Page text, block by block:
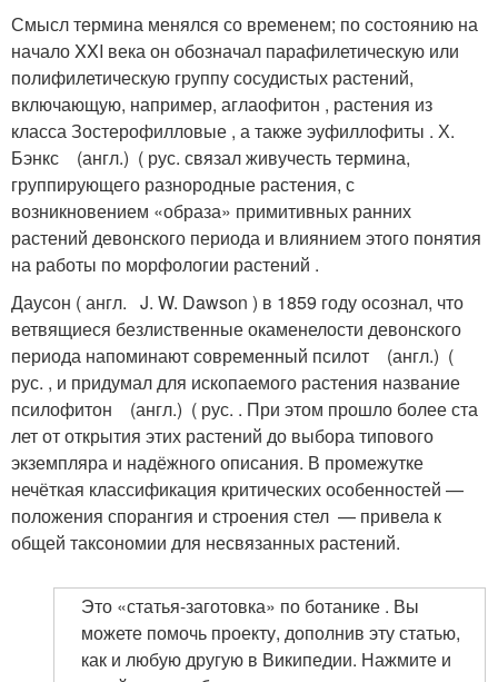
Смысл термина менялся со временем; по состоянию на
начало XXI века он обозначал парафилетическую или
полифилетическую группу сосудистых растений,
включающую, например, аглаофитон , растения из
класса Зостерофилловые , а также эуфиллофиты . Х.
Бэнкс (англ.) ( рус. связал живучесть термина,
группирующего разнородные растения, с
возникновением «образа» примитивных ранних
растений девонского периода и влиянием этого понятия
на работы по морфологии растений .
Даусон ( англ. J. W. Dawson ) в 1859 году осознал, что
ветвящиеся безлиственные окаменелости девонского
периода напоминают современный псилот (англ.) (
рус. , и придумал для ископаемого растения название
псилофитон (англ.) ( рус. . При этом прошло более ста
лет от открытия этих растений до выбора типового
экземпляра и надёжного описания. В промежутке
нечёткая классификация критических особенностей —
положения спорангия и строения стел — привела к
общей таксономии для несвязанных растений.
Это «статья-заготовка» по ботанике . Вы
можете помочь проекту, дополнив эту статью,
как и любую другую в Википедии. Нажмите и